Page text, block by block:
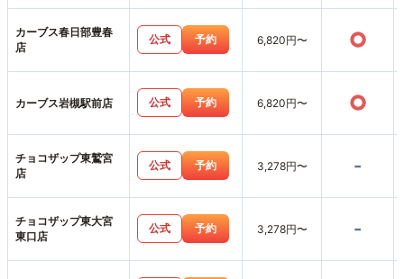
カーブス春日部豊春
店
公式 予約 6,820円〜 ○
カーブス岩槻駅前店 公式 予約 6,820円〜 ○
チョコザップ東鷲宮
店
公式 予約 3,278円〜 -
チョコザップ東大宮
東口店
公式 予約 3,278円〜 -